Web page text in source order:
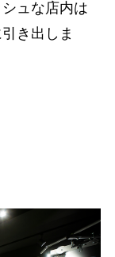
ュな店内は
き出しま